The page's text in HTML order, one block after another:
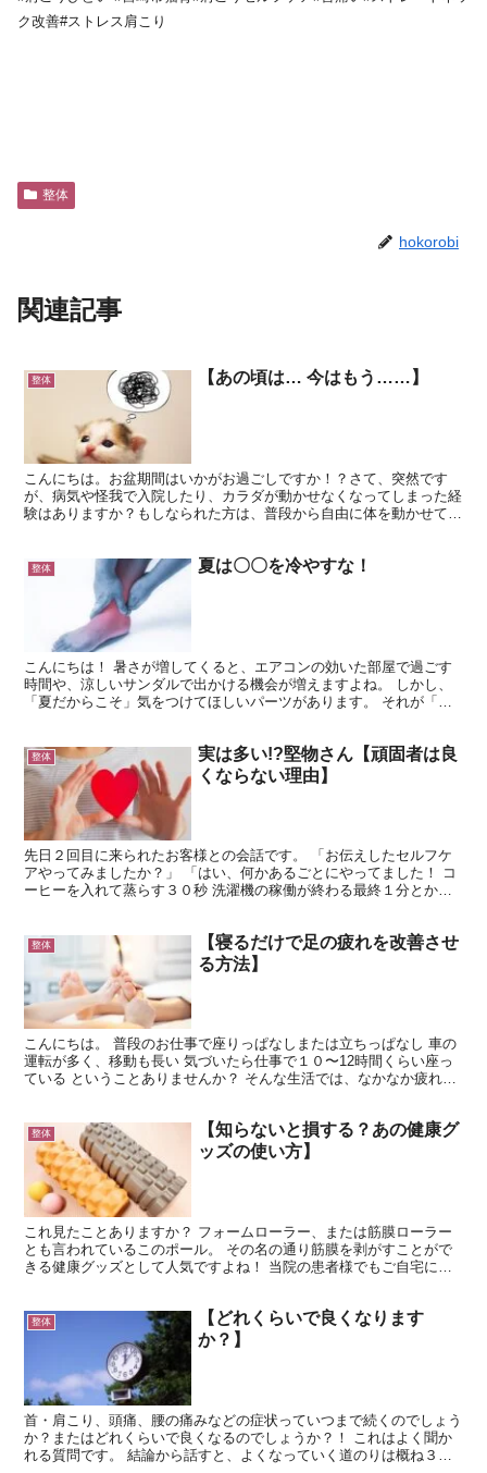
ク改善#ストレス肩こり
整体
hokorobi
関連記事
整体 【あの頃は… 今はもう……】
こんにちは。お盆期間はいかがお過ごしですか！？さて、突然です
が、病気や怪我で入院したり、カラダが動かせなくなってしまった経
験はありますか？もしなられた方は、普段から自由に体を動かせて、
整体 夏は〇〇を冷やすな！
こんにちは！ 暑さが増してくると、エアコンの効いた部屋で過ごす
時間や、涼しいサンダルで出かける機会が増えますよね。 しかし、
「夏だからこそ」気をつけてほしいパーツがあります。 それが「足
整体
実は多い!?堅物さん【頑固者は良
くならない理由】
先日２回目に来られたお客様との会話です。 「お伝えしたセルフケ
アやってみましたか？」 「はい、何かあるごとにやってました！ コ
ーヒーを入れて蒸らす３０秒 洗濯機の稼働が終わる最終１分とかで
整体
【寝るだけで足の疲れを改善させ
る方法】
こんにちは。 普段のお仕事で座りっぱなしまたは立ちっぱなし 車の
運転が多く、移動も長い 気づいたら仕事で１０〜12時間くらい座っ
ている ということありませんか？ そんな生活では、なかなか疲れが
整体
【知らないと損する？あの健康グ
ッズの使い方】
これ見たことありますか？ フォームローラー、または筋膜ローラー
とも言われているこのポール。 その名の通り筋膜を剥がすことがで
きる健康グッズとして人気ですよね！ 当院の患者様でもご自宅にあ
整体
【どれくらいで良くなります
か？】
首・肩こり、頭痛、腰の痛みなどの症状っていつまで続くのでしょう
か？またはどれくらいで良くなるのでしょうか？！ これはよく聞か
れる質問です。 結論から話すと、よくなっていく道のりは概ね３パ